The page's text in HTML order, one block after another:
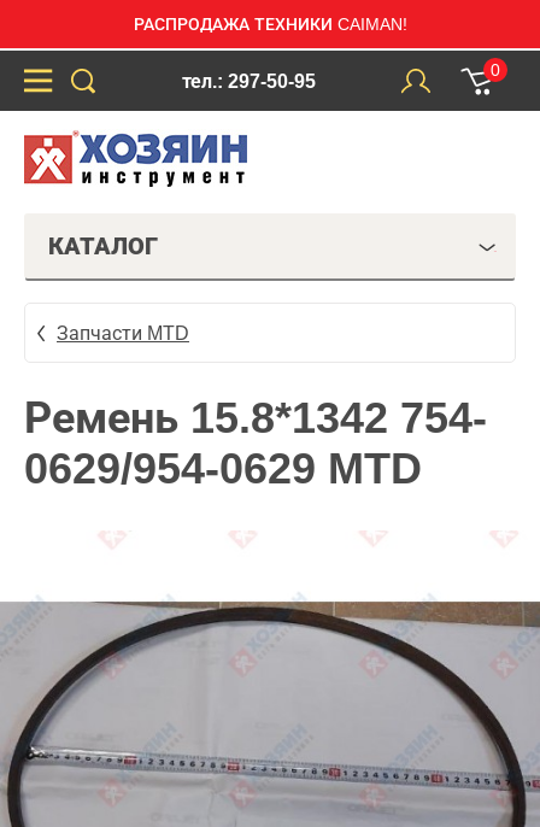
РАСПРОДАЖА ТЕХНИКИ CAIMAN!
тел.: 297-50-95
0
КАТАЛОГ
Запчасти MTD
Ремень 15.8*1342 754-
0629/954-0629 MTD